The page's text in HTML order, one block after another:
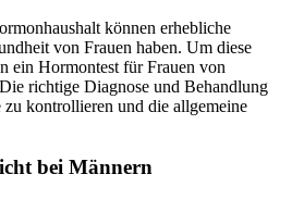
können erhebliche
von Frauen haben. Um diese
ein Hormontest für Frauen von
richtige Diagnose und Behandlung
kontrollieren und die allgemeine
bei Männern